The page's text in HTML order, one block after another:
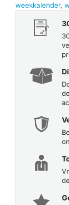
weekkalender,